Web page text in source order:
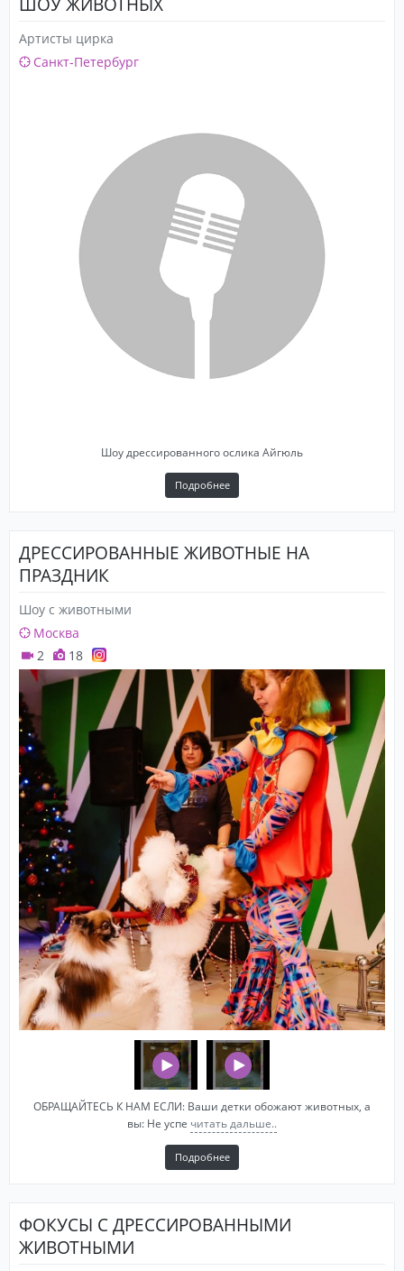
Артисты цирка
Санкт-Петербург
Шоу дрессированного ослика Айгюль
Подробнее
ДРЕССИРОВАННЫЕ ЖИВОТНЫЕ НА
ПРАЗДНИК
Шоу с животными
Москва
2
18
ОБРАЩАЙТЕСЬ К НАМ ЕСЛИ: Ваши детки обожают животных, а
вы: Не успе читать дальше..
Подробнее
ФОКУСЫ С ДРЕССИРОВАННЫМИ
ЖИВОТНЫМИ